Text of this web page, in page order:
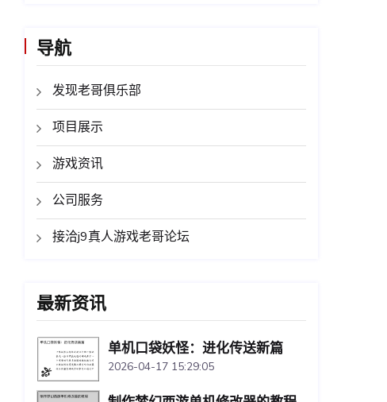
导航
发现老哥俱乐部
项目展示
游戏资讯
公司服务
接洽j9真人游戏老哥论坛
最新资讯
单机口袋妖怪：进化传送新篇
2026-04-17 15:29:05